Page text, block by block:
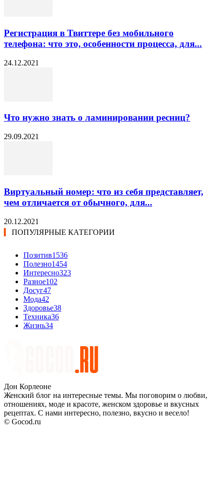
Регистрация в Твиттере без мобильного
телефона: что это, особенности процесса, для...
24.12.2021
Что нужно знать о ламинировании ресниц?
29.09.2021
Виртуальный номер: что из себя представляет,
чем отличается от обычного, для...
20.12.2021
ПОПУЛЯРНЫЕ КАТЕГОРИИ
Позитив1536
Полезно1454
Интересно323
Разное102
Досуг47
Мода42
Здоровье38
Техника36
Жизнь34
Дон Корлеоне
Женский блог на интересные темы. Мы поговорим о любви,
отношениях, моде и красоте, женском здоровье и вкусных
рецептах. С нами интересно, полезно, вкусно и весело!
© Gocod.ru